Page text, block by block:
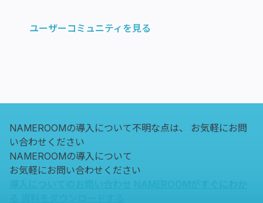
ユーザーコミュニティを見る
NAMEROOMの導入について不明な点は、
お気軽にお問
い合わせください
NAMEROOMの導入について
お気軽にお問い合わせください